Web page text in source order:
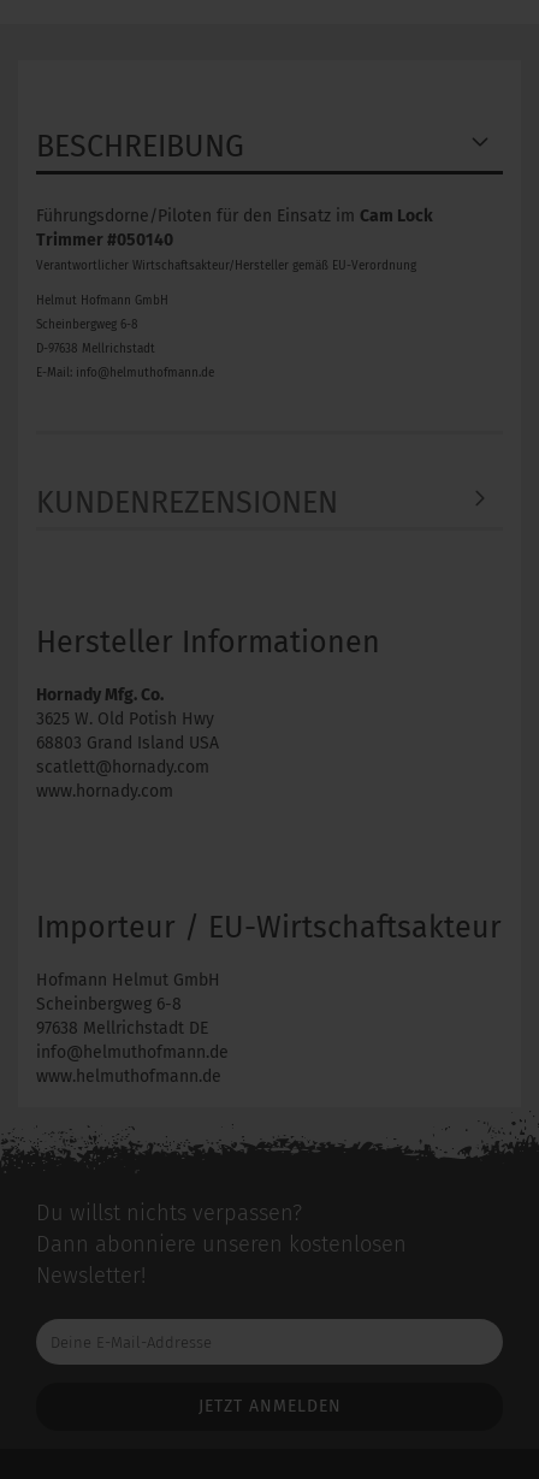
BESCHREIBUNG
Führungsdorne/Piloten für den Einsatz im Cam Lock
Trimmer #050140
Verantwortlicher Wirtschaftsakteur/Hersteller gemäß EU-Verordnung
Helmut Hofmann GmbH
Scheinbergweg 6-8
D-97638 Mellrichstadt
E-Mail: info@helmuthofmann.de
KUNDENREZENSIONEN
Hersteller Informationen
Hornady Mfg. Co.
3625 W. Old Potish Hwy
68803 Grand Island USA
scatlett@hornady.com
www.hornady.com
Importeur / EU-Wirtschaftsakteur
Hofmann Helmut GmbH
Scheinbergweg 6-8
97638 Mellrichstadt DE
info@helmuthofmann.de
www.helmuthofmann.de
Du willst nichts verpassen?
Dann abonniere unseren kostenlosen
Newsletter!
Deine
E-